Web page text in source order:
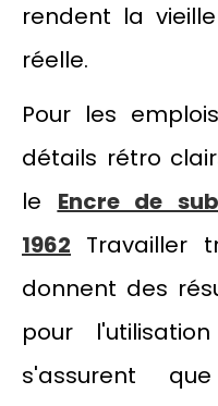
rendent la
réelle.
Pour les
détails rétro
le Encre de
1962 Travailler
donnent des
pour
s'assurent